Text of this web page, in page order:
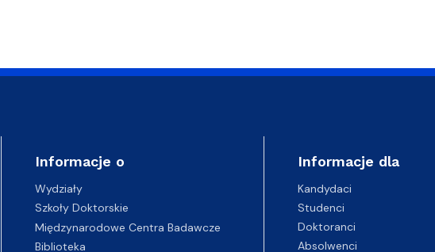
Informacje o
Wydziały
Szkoły Doktorskie
Międzynarodowe Centra Badawcze
Biblioteka
Informacje dla
Kandydaci
Studenci
Doktoranci
Absolwenci